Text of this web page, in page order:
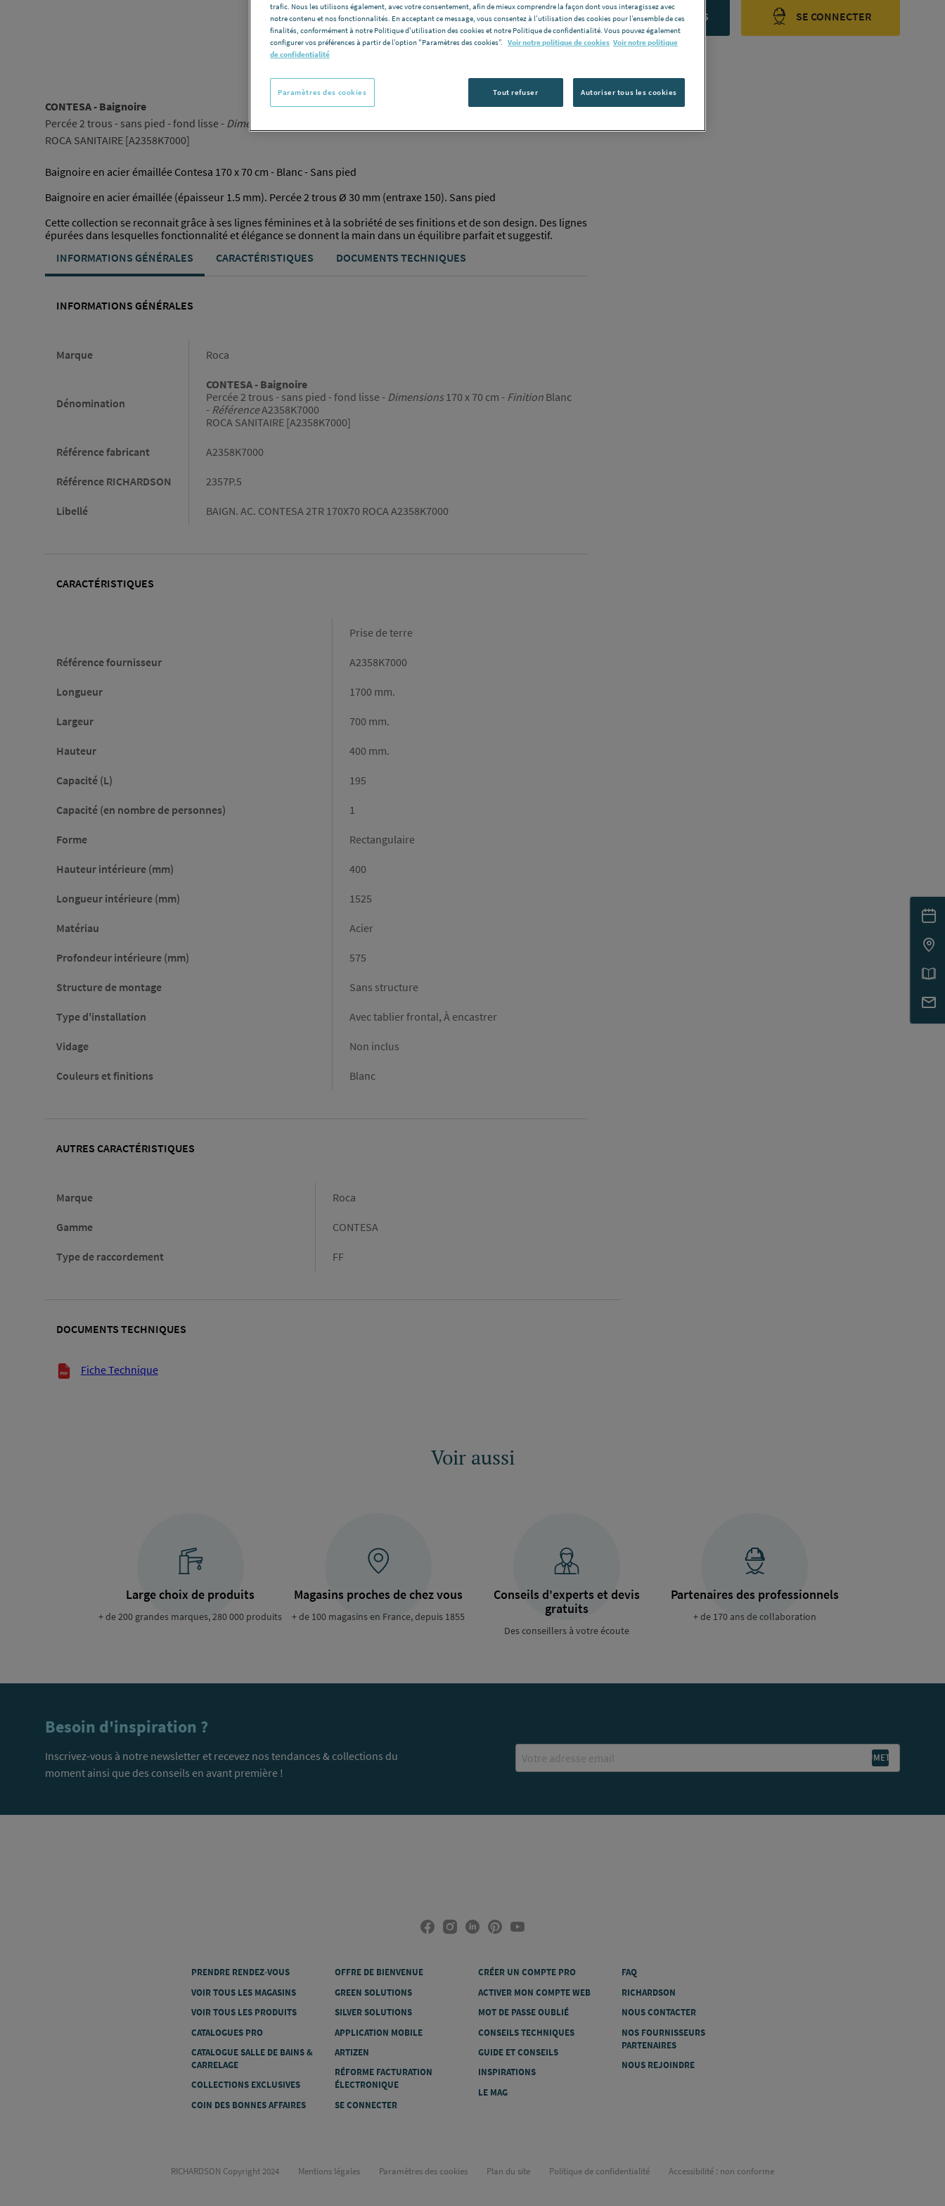
CONTACTEZ-NOUS SE CONNECTER
CONTESA - Baignoire
Percée 2 trous - sans pied - fond lisse - Dimensions
ROCA SANITAIRE [A2358K7000]
Baignoire en acier émaillée Contesa 170 x 70 cm - Blanc - Sans pied
Baignoire en acier émaillée (épaisseur 1.5 mm). Percée 2 trous Ø 30 mm (entraxe 150). Sans pied
Cette collection se reconnait grâce à ses lignes féminines et à la sobriété de ses finitions et de son design. Des lignes
épurées dans lesquelles fonctionnalité et élégance se donnent la main dans un équilibre parfait et suggestif.
INFORMATIONS GÉNÉRALES
CARACTÉRISTIQUES DOCUMENTS TECHNIQUES
INFORMATIONS GÉNÉRALES
Marque Roca
Dénomination
CONTESA - Baignoire
Percée 2 trous - sans pied - fond lisse - Dimensions 170 x 70 cm - Finition Blanc
- RéférenceA2358K7000
ROCA SANITAIRE [A2358K7000]
Référence fabricant A2358K7000
Référence RICHARDSON 2357P.5
Libellé BAIGN. AC. CONTESA 2TR 170X70 ROCA A2358K7000
CARACTÉRISTIQUES
Prise de terre
Référence fournisseur A2358K7000
Longueur 1700 mm.
Largeur 700 mm.
Hauteur 400 mm.
Capacité (L) 195
Capacité (en nombre de personnes) 1
Forme Rectangulaire
Hauteur intérieure (mm) 400
Longueur intérieure (mm) 1525
Matériau Acier
Profondeur intérieure (mm) 575
Structure de montage Sans structure
Type d'installation Avec tablier frontal, À encastrer
Vidage Non inclus
Couleurs et finitions Blanc
AUTRES CARACTÉRISTIQUES
Marque Marque
Roca
Gamme Gamme
CONTESA
Type de raccordement
Type
FF
DOCUMENTS TECHNIQUES
Documents techniques
Fiche Technique
Voir aussi
Large choix de produits
+ de 200 grandes marques, 280 000 produits
Magasins proches de chez vous
+ de 100 magasins en France, depuis 1855
Conseils d'experts et devis
gratuits
Des conseillers à votre écoute
Partenaires des professionnels
+ de 170 ans de collaboration
Besoin d'inspiration ?
Inscrivez-vous à notre newsletter et recevez nos tendances & collections du
moment ainsi que des conseils en avant première !
PRENDRE RENDEZ-VOUS
VOIR TOUS LES MAGASINS
VOIR TOUS LES PRODUITS
CATALOGUES PRO
CATALOGUE SALLE DE BAINS &
CARRELAGE
COLLECTIONS EXCLUSIVES
COIN DES BONNES AFFAIRES
OFFRE DE BIENVENUE
GREEN SOLUTIONS
SILVER SOLUTIONS
APPLICATION MOBILE
ARTIZEN
RÉFORME FACTURATION
ÉLECTRONIQUE
SE CONNECTER
CRÉER UN COMPTE PRO
ACTIVER MON COMPTE WEB
MOT DE PASSE OUBLIÉ
CONSEILS TECHNIQUES
GUIDE ET CONSEILS
INSPIRATIONS
LE MAG
FAQ
RICHARDSON
NOUS CONTACTER
NOS FOURNISSEURS
PARTENAIRES
NOUS REJOINDRE
RICHARDSON Copyright 2024 Mentions légales Paramètres des cookies Plan du site Politique de confidentialité Accessibilité : non conforme
trafic. Nous les utilisons également, avec votre consentement, afin de mieux comprendre la façon dont vous interagissez avec
notre contenu et nos fonctionnalités. En acceptant ce message, vous consentez à l’utilisation des cookies pour l’ensemble de ces
finalités, conformément à notre Politique d'utilisation des cookies et notre Politique de confidentialité. Vous pouvez également
configurer vos préférences à partir de l’option "Paramètres des cookies”.
Voir notre politique de cookies Voir notre politique
de confidentialité
Tout refuser Autoriser tous les cookies
Paramètres des cookies